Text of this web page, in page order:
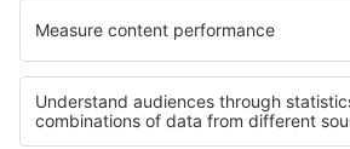
Ubytování v Tignes Ubytování v
Ubytování v La Plagne Ubytování v
Ubytování ve Francii Ubytování v